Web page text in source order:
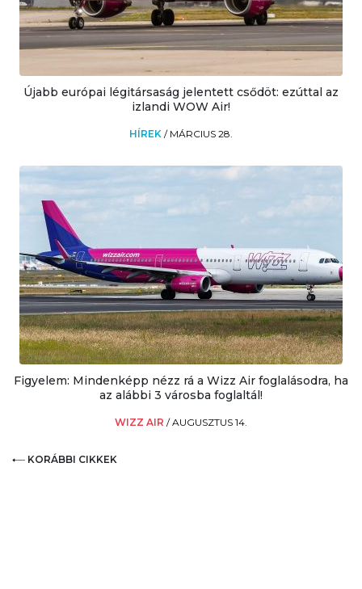
Újabb európai légitársaság jelentett csődöt: ezúttal az
izlandi WOW Air!
HÍREK / MÁRCIUS 28.
Figyelem: Mindenképp nézz rá a Wizz Air foglalásodra, ha
az alábbi 3 városba foglaltál!
WIZZ AIR /AUGUSZTUS 14.
KORÁBBI CIKKEK